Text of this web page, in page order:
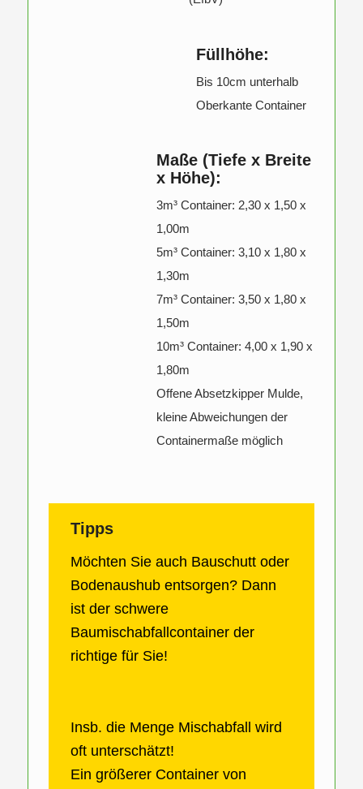
Füllhöhe:
Bis 10cm unterhalb
Oberkante Container
Maße (Tiefe x Breite
x Höhe):
3m³ Container: 2,30 x 1,50 x
1,00m
5m³ Container: 3,10 x 1,80 x
1,30m
7m³ Container: 3,50 x 1,80 x
1,50m
10m³ Container: 4,00 x 1,90 x
1,80m
Offene Absetzkipper Mulde,
kleine Abweichungen der
Containermaße möglich
Tipps
Möchten Sie auch Bauschutt oder
Bodenaushub entsorgen? Dann
ist der schwere
Baumischabfallcontainer der
richtige für Sie!
Insb. die Menge Mischabfall wird
oft unterschätzt!
Ein größerer Container von